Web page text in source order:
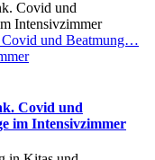
Covid und Beatmung…
Covid und
im Intensivzimmer